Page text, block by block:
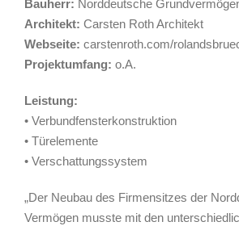
Bauherr: Norddeutsche
Architekt: Carsten Roth Architekt
Webseite: carstenroth.com/
Projektumfang: o.A.
Leistung:
• Verbundfensterkonstruktion
• Türelemente
• Verschattungssystem
„Der Neubau des Firmensitzes der
Vermögen musste mit den